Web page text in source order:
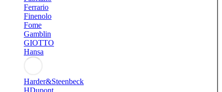
Ferrario
Finenolo
Fome
Gamblin
GIOTTO
Hansa
Harder&Steenbeck
HDupont